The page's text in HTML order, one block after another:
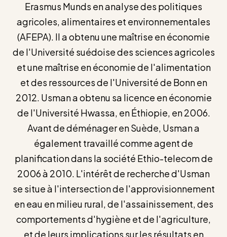
Erasmus Munds en analyse des politiques
agricoles, alimentaires et environnementales
(AFEPA). Il a obtenu une maîtrise en économie
de l'Université suédoise des sciences agricoles
et une maîtrise en économie de l'alimentation
et des ressources de l'Université de Bonn en
2012. Usman a obtenu sa licence en économie
de l'Université Hwassa, en Éthiopie, en 2006.
Avant de déménager en Suède, Usman a
également travaillé comme agent de
planification dans la société Ethio-telecom de
2006 à 2010. L'intérêt de recherche d'Usman
se situe à l'intersection de l'approvisionnement
en eau en milieu rural, de l'assainissement, des
comportements d'hygiène et de l'agriculture,
et de leurs implications sur les résultats en